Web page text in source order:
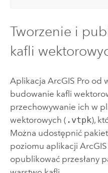
Tworzenie i
kafli
Aplikacja ArcGIS Prood
budowanie kafli
przechowywanie ich w
wektorowych ( .vtpk),
Można udostępnić
poziomu aplikacji
opublikować przesłany